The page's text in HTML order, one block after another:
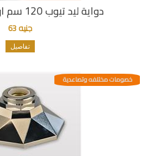
دواية ليد تيوب 120 سم او 60 سم فارغة
جنيه 63
تفاصيل
خصومات مختلفه وتصاعدية